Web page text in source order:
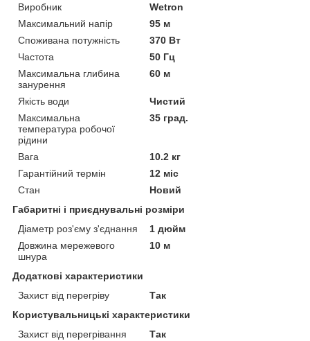
Виробник
Wetron
Максимальний напір
95 м
Споживана потужність
370 Вт
Частота
50 Гц
Максимальна глибина
занурення
60 м
Якість води
Чистий
Максимальна
температура робочої
рідини
35 град.
Вага
10.2 кг
Гарантійний термін
12 міс
Стан
Новий
Габаритні і приєднувальні розміри
Діаметр роз'єму з'єднання
1 дюйм
Довжина мережевого
шнура
10 м
Додаткові характеристики
Захист від перегріву
Так
Користувальницькі характеристики
Захист від перегрівання
Так